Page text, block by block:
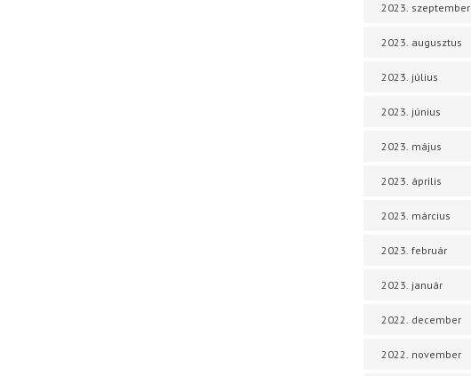
2023. szeptember
2023. augusztus
2023. július
2023. június
2023. május
2023. április
2023. március
2023. február
2023. január
2022. december
2022. november